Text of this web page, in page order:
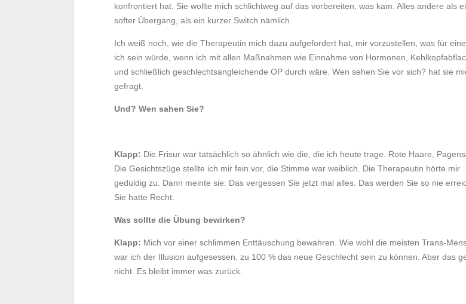
konfrontiert hat. Sie wollte mich schlichtweg auf das vorbereiten, was kam. Alles andere als
softer Übergang, als ein kurzer Switch nämlich.
Ich weiß noch, wie die Therapeutin mich dazu aufgefordert hat, mir vorzustellen, was für
ich sein würde, wenn ich mit allen Maßnahmen wie Einnahme von Hormonen,
und schließlich geschlechtsangleichende OP durch wäre. Wen sehen Sie vor sich? hat sie
gefragt.
Und? Wen sahen Sie?
Klapp: Die Frisur war tatsächlich so ähnlich wie die, die ich heute trage. Rote Haare,
Die Gesichtszüge stellte ich mir fein vor, die Stimme war weiblich. Die Therapeutin hörte mir
geduldig zu. Dann meinte sie: Das vergessen Sie jetzt mal alles. Das werden Sie so nie
Sie hatte Recht.
Was sollte die Übung bewirken?
Klapp: Mich vor einer schlimmen Enttäuschung bewahren. Wie wohl die meisten Trans-
war ich der Illusion aufgesessen, zu 100 % das neue Geschlecht sein zu können. Aber das
nicht. Es bleibt immer was zurück.